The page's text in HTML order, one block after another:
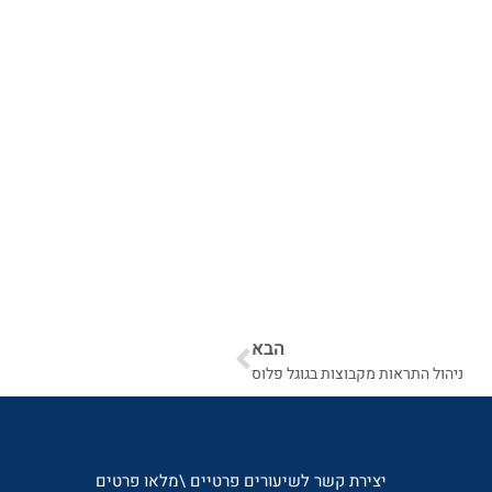
הבא
ניהול התראות מקבוצות בגוגל פלוס
יצירת קשר לשיעורים פרטיים \מלאו פרטים